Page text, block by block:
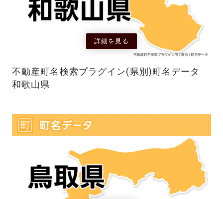
詳細を見る
不動産町名検索プラグイン(県別)町名データ
和歌山県